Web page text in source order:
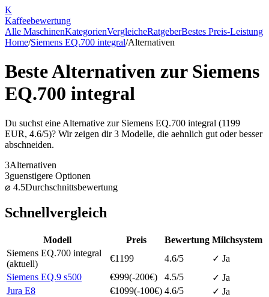
K
Kaffeebewertung
Alle MaschinenKategorienVergleicheRatgeberBestes Preis-Leistung
Home/Siemens EQ.700 integral/Alternativen
Beste Alternativen zur Siemens
EQ.700 integral
Du suchst eine Alternative zur Siemens EQ.700 integral (1199
EUR, 4.6/5)? Wir zeigen dir3 Modelle, die aehnlich gut oder besser
abschneiden.
3Alternativen
3guenstigere Optionen
⌀ 4.5Durchschnittsbewertung
Schnellvergleich
Modell Preis Bewertung Milchsystem
Siemens EQ.700 integral
(aktuell)
€1199 4.6/5
✓ Ja
Siemens EQ.9 s500
€999(-200€) 4.5/5
✓ Ja
Jura E8
€1099(-100€) 4.6/5
✓ Ja